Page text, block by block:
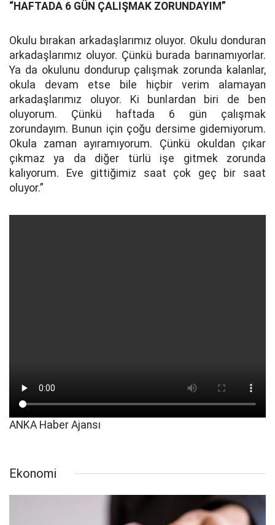
“HAFTADA 6 GÜN ÇALIŞMAK ZORUNDAYIM”
Okulu bırakan arkadaşlarımız oluyor. Okulu donduran
arkadaşlarımız oluyor. Çünkü burada barınamıyorlar.
Ya da okulunu dondurup çalışmak zorunda kalanlar,
okula devam etse bile hiçbir verim alamayan
arkadaşlarımız oluyor. Ki bunlardan biri de ben
oluyorum. Çünkü haftada 6 gün çalışmak
zorundayım. Bunun için çoğu dersime gidemiyorum.
Okula zaman ayıramıyorum. Çünkü okuldan çıkar
çıkmaz ya da diğer türlü işe gitmek zorunda
kalıyorum. Eve gittiğimiz saat çok geç bir saat
oluyor.”
ANKA Haber Ajansı
Ekonomi